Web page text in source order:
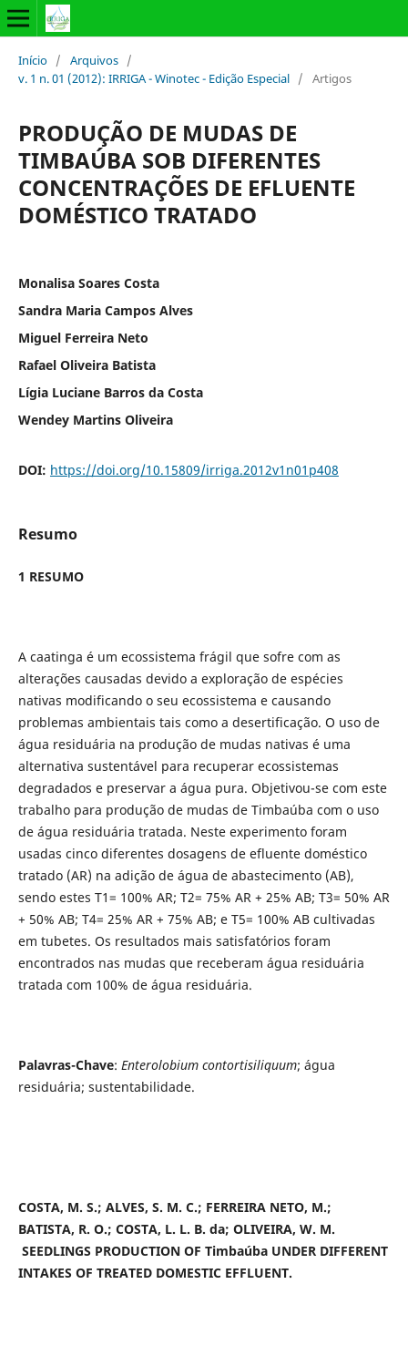
Início / Arquivos /
v. 1 n. 01 (2012): IRRIGA - Winotec - Edição Especial / Artigos
PRODUÇÃO DE MUDAS DE
TIMBAÚBA SOB DIFERENTES
CONCENTRAÇÕES DE EFLUENTE
DOMÉSTICO TRATADO
Monalisa Soares Costa
Sandra Maria Campos Alves
Miguel Ferreira Neto
Rafael Oliveira Batista
Lígia Luciane Barros da Costa
Wendey Martins Oliveira
DOI: https://doi.org/10.15809/irriga.2012v1n01p408
Resumo
1 RESUMO
A caatinga é um ecossistema frágil que sofre com as
alterações causadas devido a exploração de espécies
nativas modificando o seu ecossistema e causando
problemas ambientais tais como a desertificação. O uso de
água residuária na produção de mudas nativas é uma
alternativa sustentável para recuperar ecossistemas
degradados e preservar a água pura. Objetivou-se com este
trabalho para produção de mudas de Timbaúba com o uso
de água residuária tratada. Neste experimento foram
usadas cinco diferentes dosagens de efluente doméstico
tratado (AR) na adição de água de abastecimento (AB),
sendo estes T1= 100% AR; T2= 75% AR + 25% AB; T3= 50% AR
+ 50% AB; T4= 25% AR + 75% AB; e T5= 100% AB cultivadas
em tubetes. Os resultados mais satisfatórios foram
encontrados nas mudas que receberam água residuária
tratada com 100% de água residuária.
Palavras-Chave: Enterolobium contortisiliquum; água
residuária; sustentabilidade.
COSTA, M. S.; ALVES, S. M. C.; FERREIRA NETO, M.;
BATISTA, R. O.; COSTA, L. L. B. da; OLIVEIRA, W. M.
SEEDLINGS PRODUCTION OF Timbaúba UNDER DIFFERENT
INTAKES OF TREATED DOMESTIC EFFLUENT.